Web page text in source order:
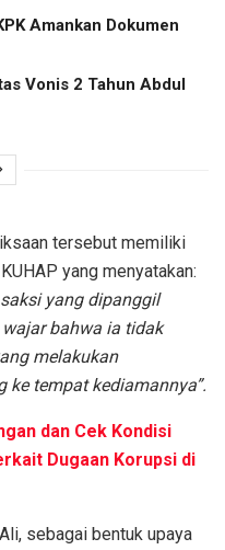
Amankan Dokumen
Vonis 2 Tahun Abdul
tersebut memiliki
yang menyatakan:
yang dipanggil
bahwa ia tidak
melakukan
ke tempat kediamannya”.
dan Cek Kondisi
Dugaan Korupsi di
sebagai bentuk upaya